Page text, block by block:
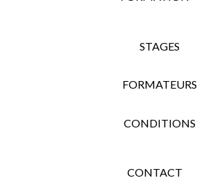
STAGES
FORMATEURS
CONDITIONS
CONTACT